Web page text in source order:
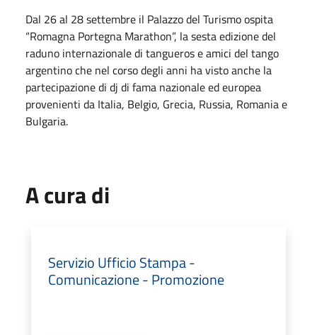
Dal 26 al 28 settembre il Palazzo del Turismo ospita
“Romagna Portegna Marathon”, la sesta edizione del
raduno internazionale di tangueros e amici del tango
argentino che nel corso degli anni ha visto anche la
partecipazione di dj di fama nazionale ed europea
provenienti da Italia, Belgio, Grecia, Russia, Romania e
Bulgaria.
A cura di
Servizio Ufficio Stampa -
Comunicazione - Promozione